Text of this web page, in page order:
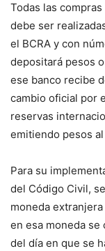
Todas las
debe ser
el BCRA y con
depositará pesos
ese banco recibe
cambio oficial por
reservas
emitiendo pesos
Para su
del Código Civil,
moneda
en esa moneda
del día en que se